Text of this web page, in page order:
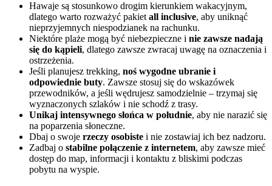
Hawaje są stosunkowo drogim kierunkiem wakacyjnym,
dlatego warto rozważyć pakiet all inclusive, aby uniknąć
nieprzyjemnych niespodzianek na rachunku.
Niektóre plaże mogą być niebezpieczne i nie zawsze nadają
się do kąpieli, dlatego zawsze zwracaj uwagę na oznaczenia i
ostrzeżenia.
Jeśli planujesz trekking, noś wygodne ubranie i
odpowiednie buty. Zawsze stosuj się do wskazówek
przewodników, a jeśli wędrujesz samodzielnie – trzymaj się
wyznaczonych szlaków i nie schodź z trasy.
Unikaj intensywnego słońca w południe, aby nie narazić się
na poparzenia słoneczne.
Dbaj o swoje rzeczy osobiste i nie zostawiaj ich bez nadzoru.
Zadbaj o stabilne połączenie z internetem, aby zawsze mieć
dostęp do map, informacji i kontaktu z bliskimi podczas
pobytu na wyspie.